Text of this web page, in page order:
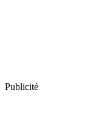
Publicité